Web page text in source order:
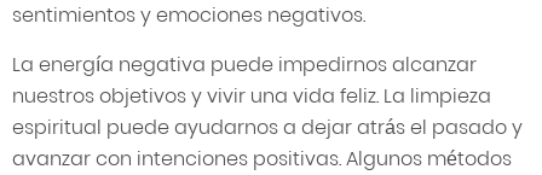
sentimientos y emociones negativos.
La energía negativa puede impedirnos alcanzar
nuestros objetivos y vivir una vida feliz. La limpieza
espiritual puede ayudarnos a dejar atrás el pasado y
avanzar con intenciones positivas. Algunos métodos